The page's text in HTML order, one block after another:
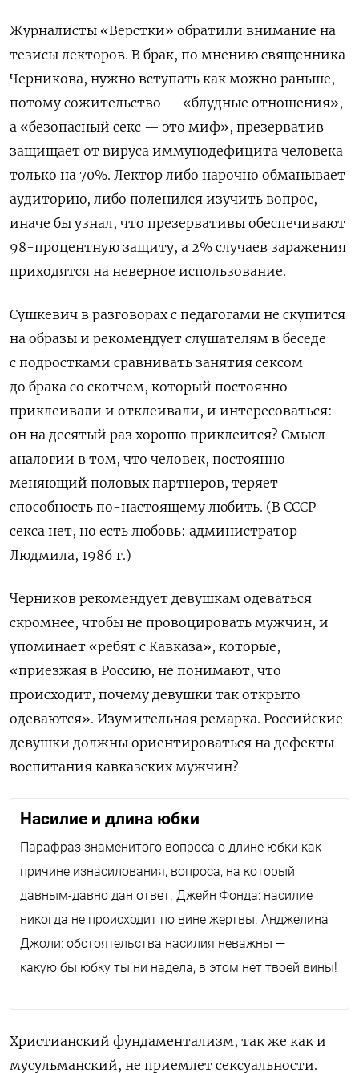
Журналисты «Верстки» обратили внимание на
тезисы лекторов. В брак, по мнению священника
Черникова, нужно вступать как можно раньше,
потому сожительство — «блудные отношения»,
а «безопасный секс — это миф», презерватив
защищает от вируса иммунодефицита человека
только на 70%. Лектор либо нарочно обманывает
аудиторию, либо поленился изучить вопрос,
иначе бы узнал, что презервативы обеспечивают
98-процентную защиту, а 2% случаев заражения
приходятся на неверное использование.
Сушкевич в разговорах с педагогами не скупится
на образы и рекомендует слушателям в беседе
с подростками сравнивать занятия сексом
до брака со скотчем, который постоянно
приклеивали и отклеивали, и интересоваться:
он на десятый раз хорошо приклеится? Смысл
аналогии в том, что человек, постоянно
меняющий половых партнеров, теряет
способность по-настоящему любить. (В СССР
секса нет, но есть любовь: администратор
Людмила, 1986 г.)
Черников рекомендует девушкам одеваться
скромнее, чтобы не провоцировать мужчин, и
упоминает «ребят с Кавказа», которые,
«приезжая в Россию, не понимают, что
происходит, почему девушки так открыто
одеваются». Изумительная ремарка. Российские
девушки должны ориентироваться на дефекты
воспитания кавказских мужчин?
Насилие и длина юбки
Парафраз знаменитого вопроса о длине юбки как
причине изнасилования, вопроса, на который
давным-давно дан ответ. Джейн Фонда: насилие
никогда не происходит по вине жертвы. Анджелина
Джоли: обстоятельства насилия неважны —
какую бы юбку ты ни надела, в этом нет твоей вины!
Христианский фундаментализм, так же как и
мусульманский, не приемлет сексуальности.